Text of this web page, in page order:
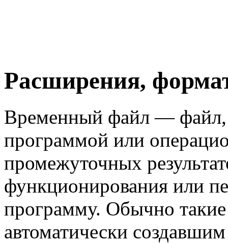
Расширения,
Временный файл — файл,
программой или
промежуточных
функционирования или
программу. Обычно
автоматически